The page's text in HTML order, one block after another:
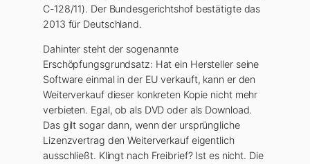
C-128/11). Der Bundesgerichtshof bestätigte das
2013 für Deutschland.
Dahinter steht der sogenannte
Erschöpfungsgrundsatz: Hat ein Hersteller seine
Software einmal in der EU verkauft, kann er den
Weiterverkauf dieser konkreten Kopie nicht mehr
verbieten. Egal, ob als DVD oder als Download.
Das gilt sogar dann, wenn der ursprüngliche
Lizenzvertrag den Weiterverkauf eigentlich
ausschließt. Klingt nach Freibrief? Ist es nicht. Die